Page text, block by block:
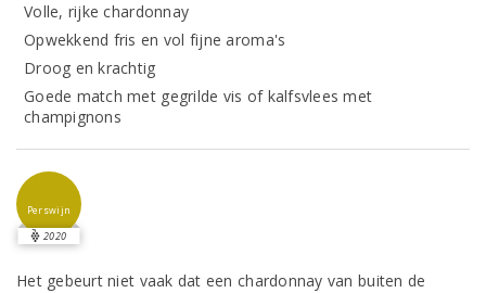
Volle, rijke chardonnay
Opwekkend fris en vol fijne aroma's
Droog en krachtig
Goede match met gegrilde vis of kalfsvlees met
champignons
Perswijn
2020
Het gebeurt niet vaak dat een chardonnay van buiten de